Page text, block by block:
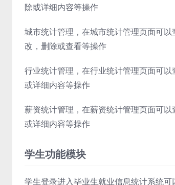
除或详细内容等操作
城市统计管理，在城市统计管理页面可
改，删除或查看等操作
行业统计管理，在行业统计管理页面可
或详细内容等操作
薪资统计管理，在薪资统计管理页面可
或详细内容等操作
学生功能模块
学生登录进入毕业生就业信息统计系统